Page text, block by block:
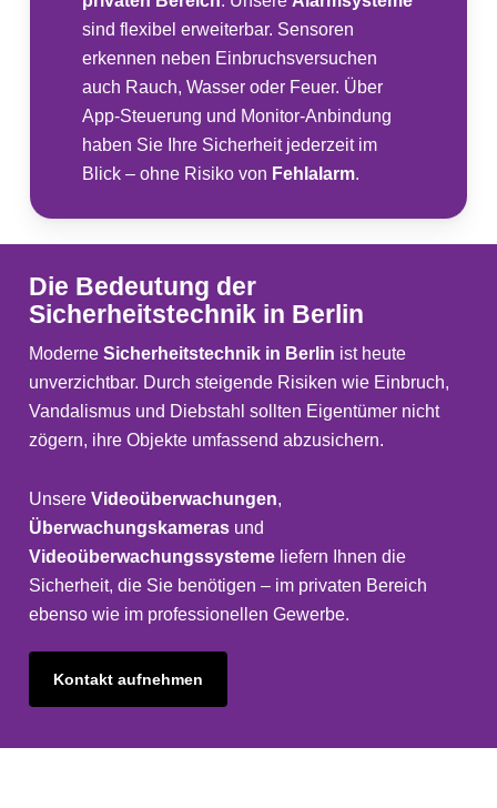
sind flexibel erweiterbar. Sensoren
erkennen neben Einbruchsversuchen
auch Rauch, Wasser oder Feuer. Über
App-Steuerung und Monitor-Anbindung
haben Sie Ihre Sicherheit jederzeit im
Blick – ohne Risiko von Fehlalarm.
Die Bedeutung der
Sicherheitstechnik in Berlin
Moderne Sicherheitstechnik in Berlin ist heute
unverzichtbar. Durch steigende Risiken wie Einbruch,
Vandalismus und Diebstahl sollten Eigentümer nicht
zögern, ihre Objekte umfassend abzusichern.
Unsere Videoüberwachungen,
Überwachungskamerasund
Videoüberwachungssystemeliefern Ihnen die
Sicherheit, die Sie benötigen – im privaten Bereich
ebenso wie im professionellen Gewerbe.
Kontakt aufnehmen